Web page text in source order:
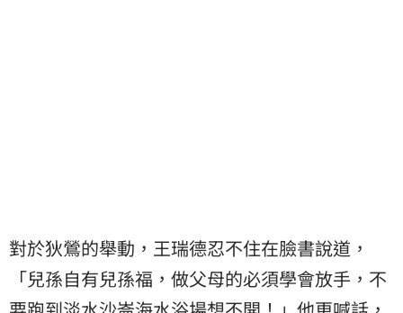
對於狄鶯的舉動，王瑞德忍不住在臉書說道，
「兒孫自有兒孫福，做父母的必須學會放手，不